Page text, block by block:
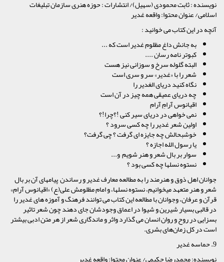
نویسنده : ثابت محمودى (سهیل)/ انتشارات : حوزه هنرى سازمان تبلیغات
اسلامى/ عنوان محتوا: واقعه غدیر
آنچه در این کتاب می خوانید :
به جانش داغ مظلوم غدیر است که ...
کبوتر نامه‏ رسان ....
البته گلوله سرخ و سوزانى نیز هست
شعر را با «غدیر» سر و سرى است
نگاه کنید دریای الغدیر را
چه دریای عمیقی همه چیز در آن است
اقیانوس آرامِ آرام
نمی خواهی در دریای سیر کنی !؟چرا!؟
اولین شعر غدیر را چه کسی سرود ؟
خوشبحالش چه جایزه ای گرفت ؟ چی گرفت؟
یا رسول الله اجازه ؟
سوار بر بال شعر و هنر شویم و...
نستوه نسلها چه کسی بود ؟
جوانان اهل ذوق و هنرمند را به مطالعه معارف غدیر و رساندن پیامهاى آن بر بال
شعر و هنر متعهد مى‏خوانیم، نستوه نسلها، و امام مظلومش على(ع) «اقیانوس آرام‏»
قرآن و عرفان، وجوانان با مطالعه این کتاب می توانند فرهنگ و آموزه های غدیر را
در قالبی بسیار شیرین و شیوا در اعماق وجودشان جای دهند چون شعر تاثیر
بسزایی در روح و روان انسان می گذارد واثر و ماندگاری شعر از هر متن ادبی بیشتر
است در کل زمان‌های بشری.
9. حماسه غدیر
نویسنده: محمدرضا حکیمى/ عنوان محتوا: واقعه غدیر